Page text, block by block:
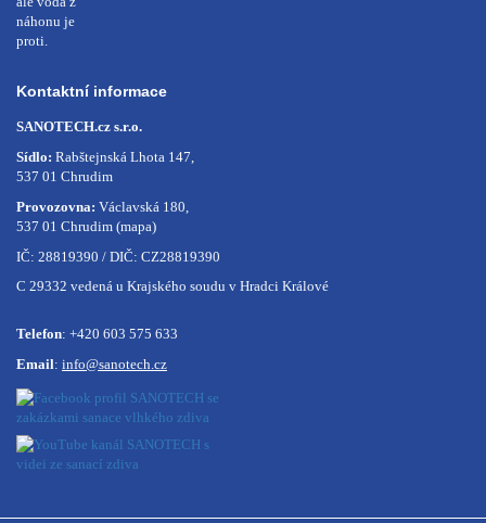
Kontaktní informace
SANOTECH.cz s.r.o.
Sídlo: Rabštejnská Lhota 147,
537 01 Chrudim
Provozovna: Václavská 180,
537 01 Chrudim (mapa)
IČ: 28819390 / DIČ: CZ28819390
C 29332 vedená u Krajského soudu v Hradci Králové
Telefon: +420 603 575 633
Email: info@sanotech.cz